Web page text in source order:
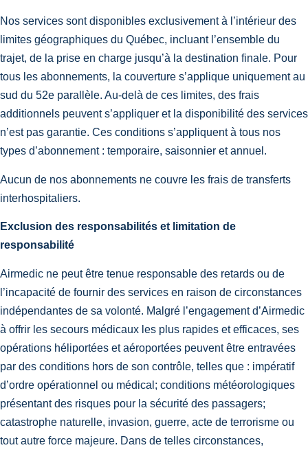
Nos services sont disponibles exclusivement à l’intérieur des
limites géographiques du Québec, incluant l’ensemble du
trajet, de la prise en charge jusqu’à la destination finale. Pour
tous les abonnements, la couverture s’applique uniquement au
sud du 52e parallèle. Au-delà de ces limites, des frais
additionnels peuvent s’appliquer et la disponibilité des services
n’est pas garantie. Ces conditions s’appliquent à tous nos
types d’abonnement : temporaire, saisonnier et annuel.
Aucun de nos abonnements ne couvre les frais de transferts
interhospitaliers.
Exclusion des responsabilités et limitation de
responsabilité
Airmedic ne peut être tenue responsable des retards ou de
l’incapacité de fournir des services en raison de circonstances
indépendantes de sa volonté. Malgré l’engagement d’Airmedic
à offrir les secours médicaux les plus rapides et efficaces, ses
opérations héliportées et aéroportées peuvent être entravées
par des conditions hors de son contrôle, telles que : impératif
d’ordre opérationnel ou médical; conditions météorologiques
présentant des risques pour la sécurité des passagers;
catastrophe naturelle, invasion, guerre, acte de terrorisme ou
tout autre force majeure. Dans de telles circonstances,